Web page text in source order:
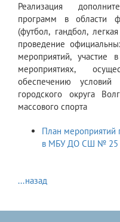
​Реализация
программ в области
(футбол, гандбол,
проведение
мероприятий, участие
мероприятиях,
обеспечению
городского округа
массового спорта
План мероприятий
в МБУ ДО СШ № 25
...назад